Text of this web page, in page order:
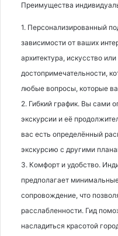
Преимущества
1. Персонализированный
зависимости от ваших
архитектура, искусство
достопримечательности,
любые вопросы, которые
2. Гибкий график. Вы сами
экскурсии и её
вас есть определённый
экскурсию с другими
3. Комфорт и удобство.
предполагает
сопровождение, что
расслабленности. Гид
насладиться красотой